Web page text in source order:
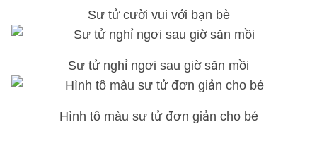
Sư tử cười vui với bạn bè
Sư tử nghỉ ngơi sau giờ săn mồi
Hình tô màu sư tử đơn giản cho bé